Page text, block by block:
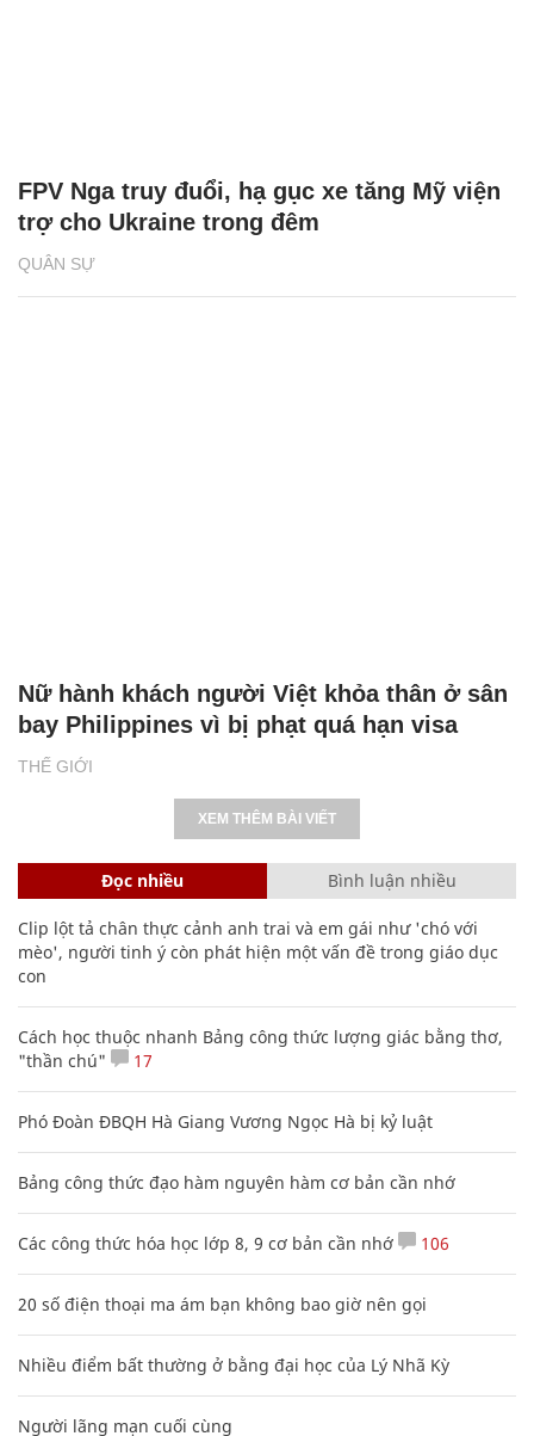
QUÂN SỰ
FPV Nga truy đuổi, hạ gục xe tăng Mỹ viện
trợ cho Ukraine trong đêm
THẾ GIỚI
Nữ hành khách người Việt khỏa thân ở sân
bay Philippines vì bị phạt quá hạn visa
XEM THÊM BÀI VIẾT
Đọc nhiều Bình luận nhiều
Clip lột tả chân thực cảnh anh trai và em gái như 'chó với
mèo', người tinh ý còn phát hiện một vấn đề trong giáo dục
con
Cách học thuộc nhanh Bảng công thức lượng giác bằng thơ,
"thần chú"
17
Phó Đoàn ĐBQH Hà Giang Vương Ngọc Hà bị kỷ luật
Bảng công thức đạo hàm nguyên hàm cơ bản cần nhớ
Các công thức hóa học lớp 8, 9 cơ bản cần nhớ 106
20 số điện thoại ma ám bạn không bao giờ nên gọi
Nhiều điểm bất thường ở bằng đại học của Lý Nhã Kỳ
Người lãng mạn cuối cùng